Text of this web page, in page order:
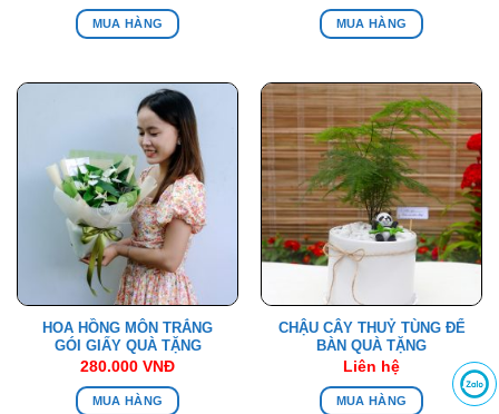
MUA HÀNG MUA HÀNG
HOA HỒNG MÔN TRẮNG
GÓI GIẤY QUÀ TẶNG
280.000 VNĐ
MUA HÀNG
CHẬU CÂY THUỶ TÙNG ĐỂ
BÀN QUÀ TẶNG
Liên hệ
MUA HÀNG